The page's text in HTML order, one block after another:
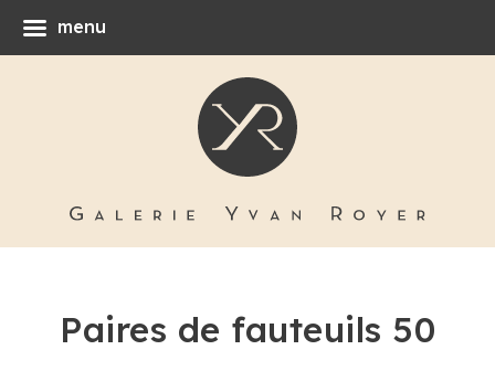
Paires de fauteuils 50
menu